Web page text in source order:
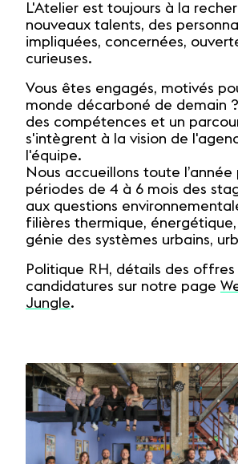
L'Atelier est toujours à la
nouveaux talents, des
impliquées, concernées,
curieuses.
Vous êtes engagés, motivés
monde décarboné de demain
des compétences et un
s'intègrent à la vision de
l'équipe.
Nous accueillons toute l’année
périodes de 4 à 6 mois des
aux questions
filières thermique,
génie des systèmes urbains,
Politique RH, détails des
candidatures sur notre page
Jungle.